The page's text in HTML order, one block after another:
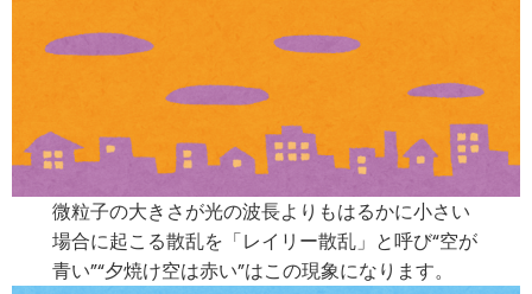
微粒子の大きさが光の波長よりもはるかに小さい
場合に起こる散乱を「レイリー散乱 」と呼び“空が
青い”“夕焼け空は赤い”はこの現象になります。